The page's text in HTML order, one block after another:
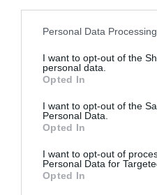
Please note that this website/
not limited to your visit or
grant or deny consent to
use your data for below
consent section.
Personal Data
I want to opt-out of the
personal data.
Opted In
I want to opt-out of the
Personal Data.
Opted In
I want to opt-out of
Personal Data for
Opted In